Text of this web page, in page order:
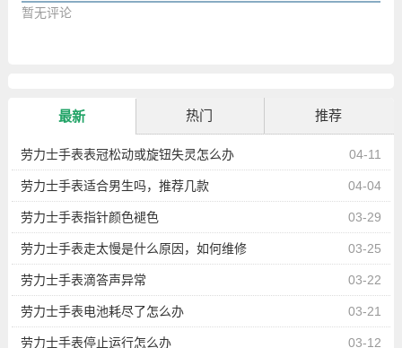
暂无评论
最新 热门 推荐
04-11
劳力士手表表冠松动或旋钮失灵怎么办
04-04
劳力士手表适合男生吗，推荐几款
03-29
劳力士手表指针颜色褪色
03-25
劳力士手表走太慢是什么原因，如何维修
03-22
劳力士手表滴答声异常
03-21
劳力士手表电池耗尽了怎么办
03-12
劳力士手表停止运行怎么办